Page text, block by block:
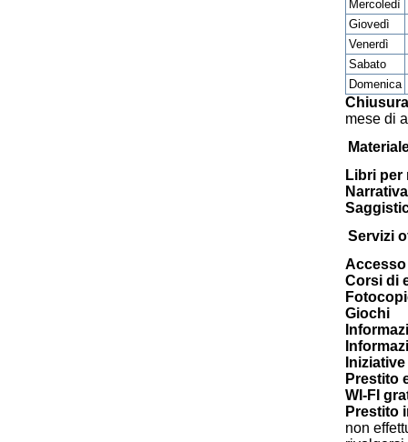
Mercoledì
Giovedì
Venerdì
Sabato
Domenica
mese di
Libri per
Narrativa
Servizi
Accesso
Corsi di
Giochi
Prestito
WI-FI
Prestito
non